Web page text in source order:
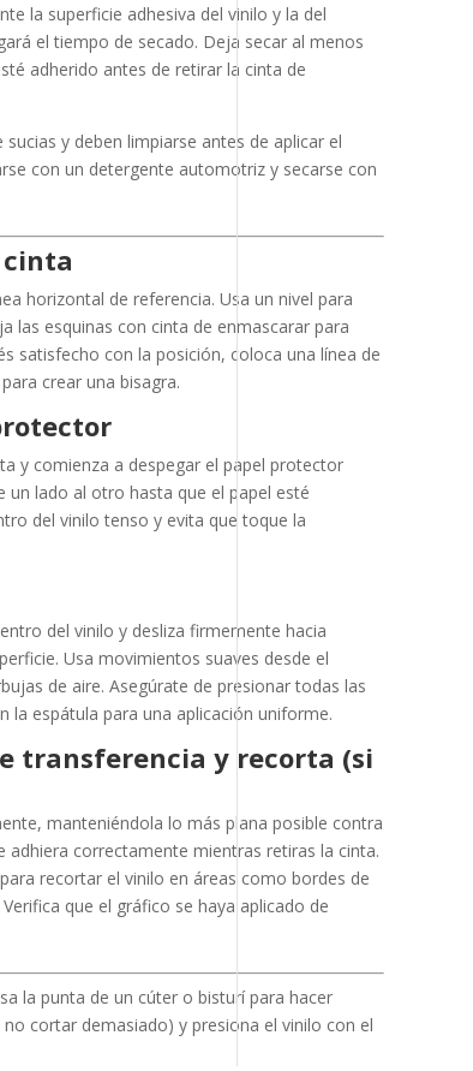
la superficie adhesiva del vinilo y la del
el tiempo de secado. Deja secar al menos
adherido antes de retirar la cinta de
y deben limpiarse antes de aplicar el
con un detergente automotriz y secarse con
cinta
horizontal de referencia. Usa un nivel para
las esquinas con cinta de enmascarar para
satisfecho con la posición, coloca una línea de
crear una bisagra.
y comienza a despegar el papel protector
un lado al otro hasta que el papel esté
del vinilo tenso y evita que toque la
del vinilo y desliza firmemente hacia
Usa movimientos suaves desde el
de aire. Asegúrate de presionar todas las
la espátula para una aplicación uniforme.
transferencia y recorta (si
manteniéndola lo más plana posible contra
adhiera correctamente mientras retiras la cinta.
recortar el vinilo en áreas como bordes de
que el gráfico se haya aplicado de
la punta de un cúter o bisturí para hacer
cortar demasiado) y presiona el vinilo con el